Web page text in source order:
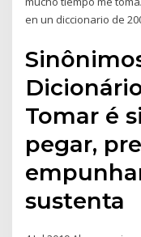
en un diccionario de
Tomar é
pegar,
sustenta